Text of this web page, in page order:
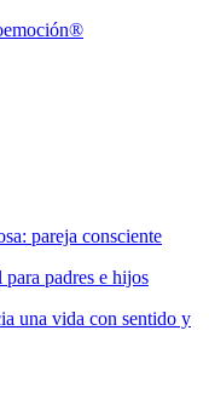
pareja consciente
padres e hijos
una vida con sentido y